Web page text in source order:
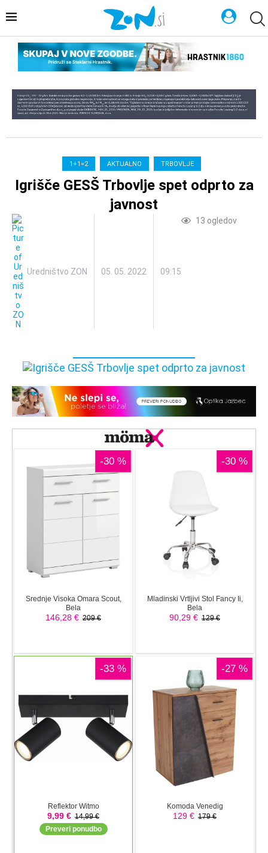
1+1=2 AKTUALNO TRBOVLJE
Igrišče GESŠ Trbovlje spet odprto za
javnost
Uredništvo ZON 05. 05. 2022 09:15
13 ogledov